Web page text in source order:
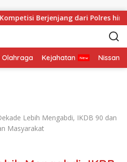
Berjenjang dari Polres hingga
Olahraga Kejahatan Nissan
Lebih Mengabdi, IKDB 90 dan
Masyarakat